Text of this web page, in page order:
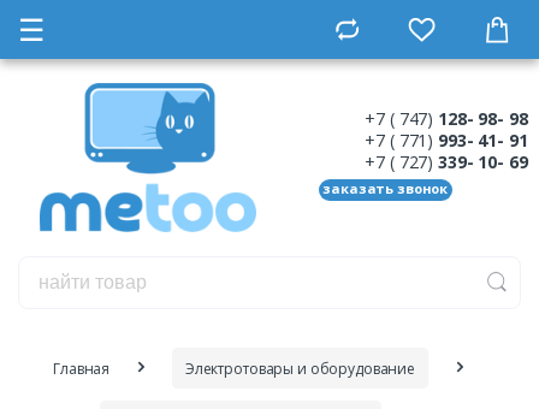
☰
+7 ( 747) 128- 98- 98
+7 ( 771) 993- 41- 91
+7 ( 727) 339- 10- 69
заказать звонок
Главная Электротовары и оборудование